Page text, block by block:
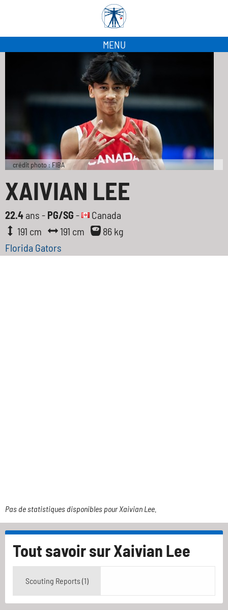
MENU
crédit photo : FIBA
XAIVIAN LEE
22.4 ans - PG/SG -
Canada
191 cm
191 cm
86 kg
Florida Gators
Pas de statistiques disponibles pour Xaivian Lee.
Tout savoir surXaivian Lee
Scouting Reports (1)